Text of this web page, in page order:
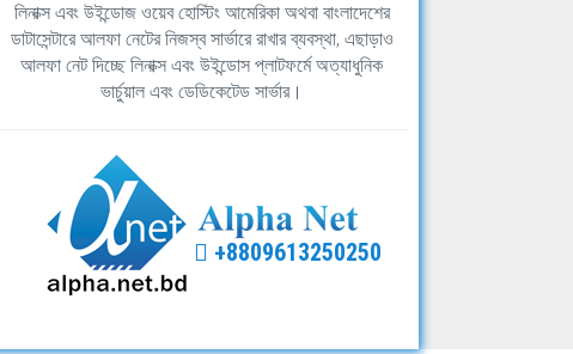
লিনাক্স এবং উইন্ডোজ ওয়েব হোস্টিং আমেরিকা অথবা বাংলাদেশের
ডাটাসেন্টারে আলফা নেটের নিজস্ব সার্ভারে রাখার ব্যবস্থা, এছাড়াও
আলফা নেট দিচ্ছে লিনাক্স এবং উইন্ডোস প্লাটফর্মে অত্যাধুনিক
ভার্চুয়াল এবং ডেডিকেটেড সার্ভার।
+8809613250250